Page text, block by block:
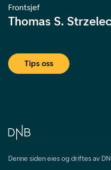
Frontsjef
Thomas S.
Tips oss
Denne siden eies og driftes av